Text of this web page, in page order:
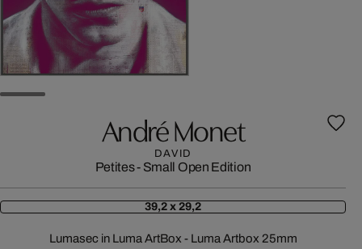
André Monet
DAVID
Petites - Small Open Edition
39,2 x 29,2
Lumasec in Luma ArtBox - Luma Artbox 25mm